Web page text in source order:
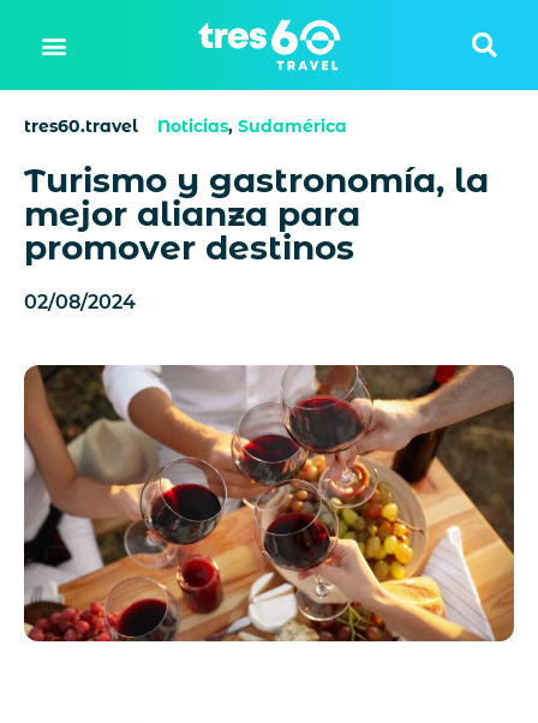
tres60.travel Noticias, Sudamérica
Turismo y gastronomía, la
mejor alianza para
promover destinos
02/08/2024